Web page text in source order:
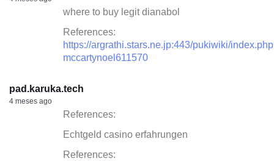
where to buy legit dianabol
References:
https://argrathi.stars.ne.jp:443/pukiwiki/
mccartynoel611570
pad.karuka.tech
4 meses ago
References:
Echtgeld casino erfahrungen
References: